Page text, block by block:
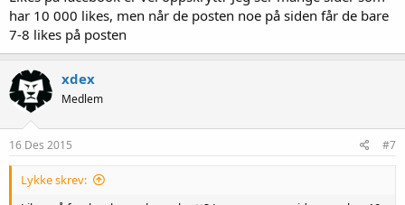
har 10 000 likes, men når de posten noe på siden får de bare
7-8 likes på posten
xdex
Medlem
16 Des 2015 #7
Lykke skrev: